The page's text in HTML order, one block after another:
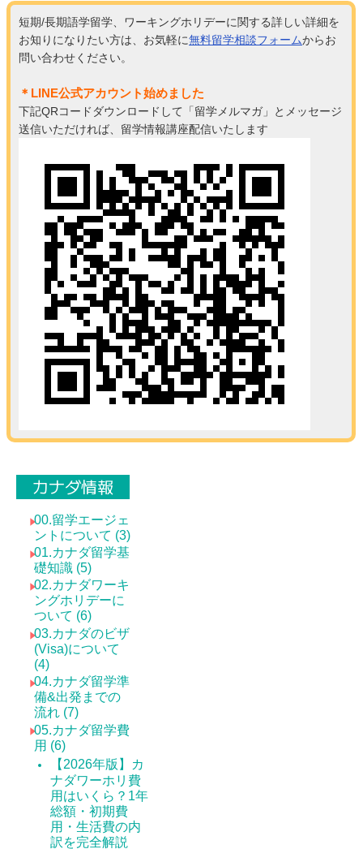
短期/長期語学留学、ワーキングホリデーに関する詳しい詳細を
お知りになりたい方は、お気軽に無料留学相談フォームからお
問い合わせください。
＊LINE公式アカウント始めました
下記QRコードダウンロードして「留学メルマガ」とメッセージ
送信いただければ、留学情報講座配信いたします
カナダ情報
00.留学エージェ
ントについて (3)
01.カナダ留学基
礎知識 (5)
02.カナダワーキ
ングホリデーに
ついて (6)
03.カナダのビザ
(Visa)について
(4)
04.カナダ留学準
備&出発までの
流れ (7)
05.カナダ留学費
用 (6)
【2026年版】カ
ナダワーホリ費
用はいくら？1年
総額・初期費
用・生活費の内
訳を完全解説